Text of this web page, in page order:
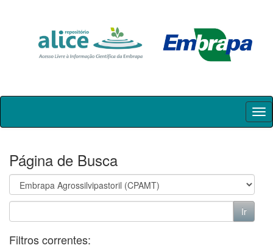
Skip
Página de Busca
Filtros correntes: